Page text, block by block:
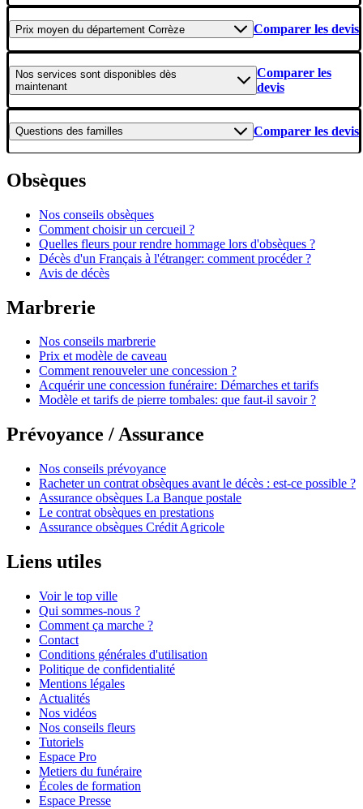
Prix moyen du département Corrèze Comparer les devis
Nos services sont disponibles dès
maintenant
Comparer les
devis
Questions des familles Comparer les devis
Obsèques
Nos conseils obsèques
Comment choisir un cercueil ?
Quelles fleurs pour rendre hommage lors d'obsèques ?
Décès d'un Français à l'étranger: comment procéder ?
Avis de décès
Marbrerie
Nos conseils marbrerie
Prix et modèle de caveau
Comment renouveler une concession ?
Acquérir une concession funéraire: Démarches et tarifs
Modèle et tarifs de pierre tombales: que faut-il savoir ?
Prévoyance / Assurance
Nos conseils prévoyance
Racheter un contrat obsèques avant le décès : est-ce possible ?
Assurance obsèques La Banque postale
Le contrat obsèques en prestations
Assurance obsèques Crédit Agricole
Liens utiles
Voir le top ville
Qui sommes-nous ?
Comment ça marche ?
Contact
Conditions générales d'utilisation
Politique de confidentialité
Mentions légales
Actualités
Nos vidéos
Nos conseils fleurs
Tutoriels
Espace Pro
Metiers du funéraire
Écoles de formation
Espace Presse